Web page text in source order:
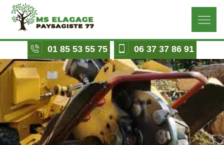
01 85 53 55 75 06 37 37 86 91